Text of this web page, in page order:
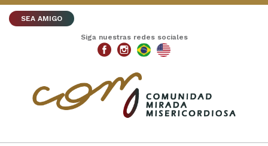
SEA AMIGO
Siga nuestras redes sociales